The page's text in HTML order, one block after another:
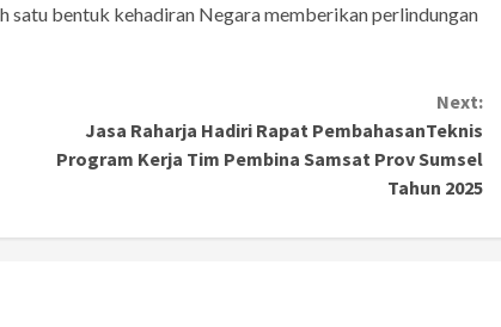
satu bentuk kehadiran Negara memberikan perlindungan
Next:
Jasa Raharja Hadiri Rapat PembahasanTeknis
Program Kerja Tim Pembina Samsat Prov Sumsel
Tahun 2025